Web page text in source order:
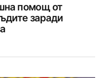
помощ от
заради